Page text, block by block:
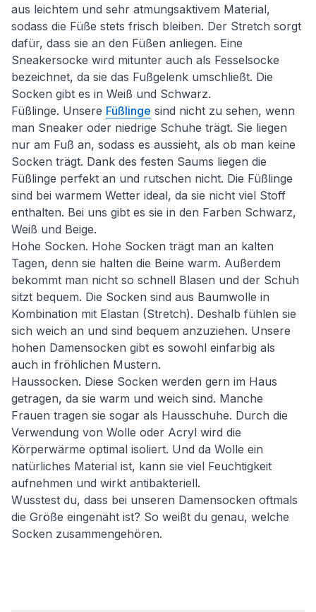
aus leichtem und sehr atmungsaktivem Material,
sodass die Füße stets frisch bleiben. Der Stretch sorgt
dafür, dass sie an den Füßen anliegen. Eine
Sneakersocke wird mitunter auch als Fesselsocke
bezeichnet, da sie das Fußgelenk umschließt. Die
Socken gibt es in Weiß und Schwarz.
Füßlinge. Unsere Füßlinge sind nicht zu sehen, wenn
man Sneaker oder niedrige Schuhe trägt. Sie liegen
nur am Fuß an, sodass es aussieht, als ob man keine
Socken trägt. Dank des festen Saums liegen die
Füßlinge perfekt an und rutschen nicht. Die Füßlinge
sind bei warmem Wetter ideal, da sie nicht viel Stoff
enthalten. Bei uns gibt es sie in den Farben Schwarz,
Weiß und Beige.
Hohe Socken. Hohe Socken trägt man an kalten
Tagen, denn sie halten die Beine warm. Außerdem
bekommt man nicht so schnell Blasen und der Schuh
sitzt bequem. Die Socken sind aus Baumwolle in
Kombination mit Elastan (Stretch). Deshalb fühlen sie
sich weich an und sind bequem anzuziehen. Unsere
hohen Damensocken gibt es sowohl einfarbig als
auch in fröhlichen Mustern.
Haussocken. Diese Socken werden gern im Haus
getragen, da sie warm und weich sind. Manche
Frauen tragen sie sogar als Hausschuhe. Durch die
Verwendung von Wolle oder Acryl wird die
Körperwärme optimal isoliert. Und da Wolle ein
natürliches Material ist, kann sie viel Feuchtigkeit
aufnehmen und wirkt antibakteriell.
Wusstest du, dass bei unseren Damensocken oftmals
die Größe eingenäht ist? So weißt du genau, welche
Socken zusammengehören.